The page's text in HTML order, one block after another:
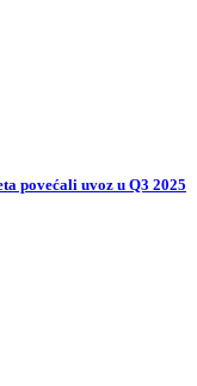
povećali uvoz u Q3 2025